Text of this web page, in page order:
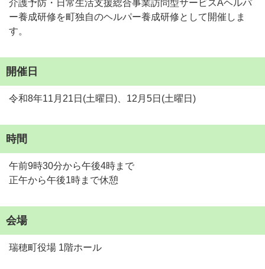
介護予防・日常生活支援総合事業訪問型サービスAヘルパ
ー養成研修を町独自のヘルパー養成研修として開催しま
す。
開催日
令和8年11月21日(土曜日)、12月5日(土曜日)
時間
午前9時30分から午後4時まで
正午から午後1時まで休憩
会場
瑞穂町役場 1階ホール